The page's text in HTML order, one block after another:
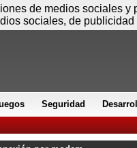
Seguridad
de medios sociales
sociales, de